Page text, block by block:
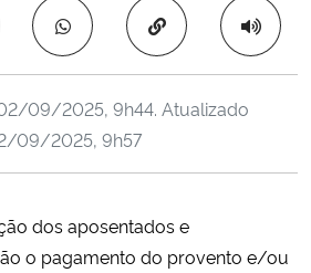
Copiar para área
09/2025, 9h44. Atualizado
09/2025, 9h57
dos aposentados e
o pagamento do provento e/ou